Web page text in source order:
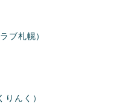
ブ札幌）
んく）